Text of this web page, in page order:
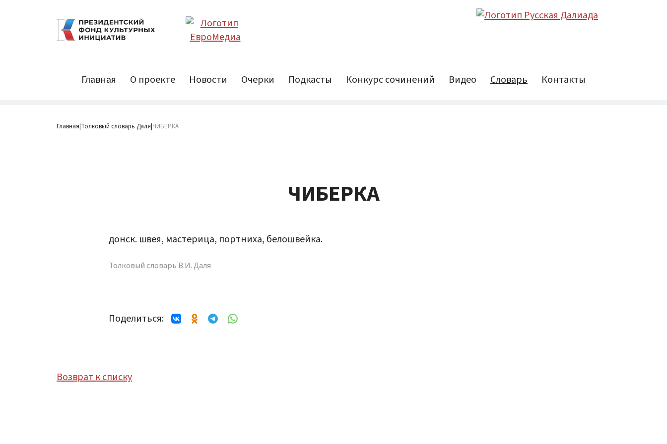
Главная О проекте Новости Очерки Подкасты Конкурс сочинений Видео Словарь Контакты
Главная|Толковый словарь Даля|ЧИБЕРКА
ЧИБЕРКА
донск. швея, мастерица, портниха, белошвейка.
Толковый словарь В.И. Даля
Поделиться:
Возврат к списку